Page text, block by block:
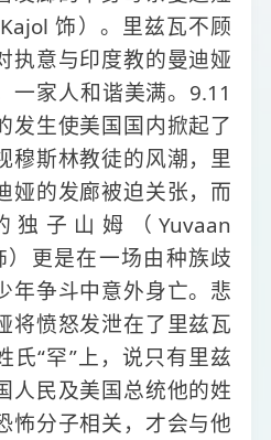
Kajol 饰）。里兹瓦不顾
执意与印度教的曼迪娅
一家人和谐美满。9.11
发生使美国国内掀起了
穆斯林教徒的风潮，里
娅的发廊被迫关张，而
独子山姆（Yuvaan
）更是在一场由种族歧
年争斗中意外身亡。悲
将愤怒发泄在了里兹瓦
氏“罕”上，说只有里兹
人民及美国总统他的姓
怖分子相关，才会与他